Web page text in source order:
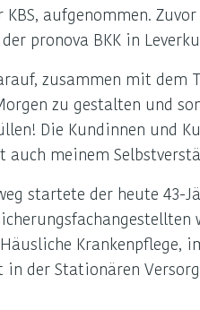
KBS, aufgenommen.
pronova BKK in
zusammen mit dem
zu gestalten und
Die Kundinnen und
meinem
startete der heute 43-
Krankenpflege,
der Stationären